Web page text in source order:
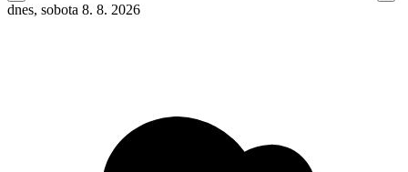
dnes, sobota 8. 8. 2026